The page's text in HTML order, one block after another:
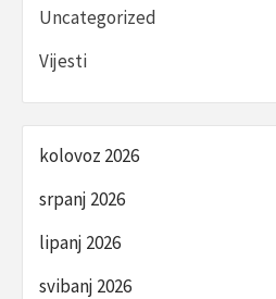
Uncategorized
Vijesti
kolovoz 2026
srpanj 2026
lipanj 2026
svibanj 2026